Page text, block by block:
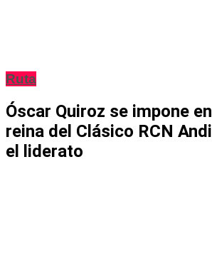
Ruta
Óscar Quiroz se impone
reina del Clásico RCN
el liderato